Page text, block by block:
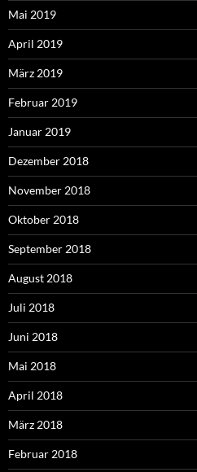
Mai 2019
April 2019
März 2019
Februar 2019
Januar 2019
Dezember 2018
November 2018
Oktober 2018
September 2018
August 2018
Juli 2018
Juni 2018
Mai 2018
April 2018
März 2018
Februar 2018